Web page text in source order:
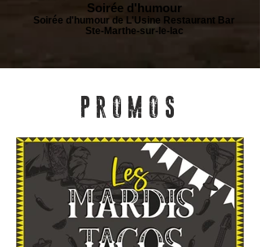
Soirée d'humour
Soirée d'humour de L'Usine Restaurant Bar
Ste-Marthe-sur-le-lac
PROMOS​